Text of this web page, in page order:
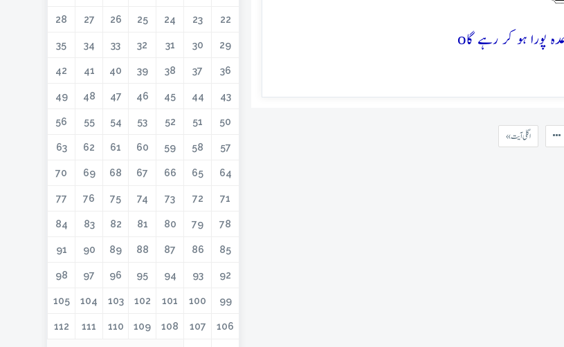
o
« اگلی آیت
22
23
24
25
26
27
28
29
30
31
32
33
34
35
36
37
38
39
40
41
42
43
44
45
46
47
48
49
50
51
52
53
54
55
56
57
58
59
60
61
62
63
64
65
66
67
68
69
70
71
72
73
74
75
76
77
78
79
80
81
82
83
84
85
86
87
88
89
90
91
92
93
94
95
96
97
98
99
100
101
102
103
104
105
106
107
108
109
110
111
112